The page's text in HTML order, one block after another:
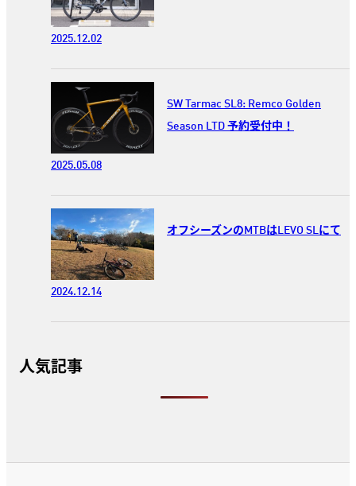
2025.12.02
SW Tarmac SL8: Remco Golden
Season LTD 予約受付中！
2025.05.08
オフシーズンのMTBはLEVO SLにて
2024.12.14
人気記事